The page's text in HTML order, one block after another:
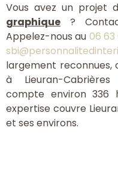
Vous avez un projet
graphique ?
Appelez-nous au 06 63
largement
à Lieuran-Cabrières
compte environ 336
expertise couvre
et ses environs.